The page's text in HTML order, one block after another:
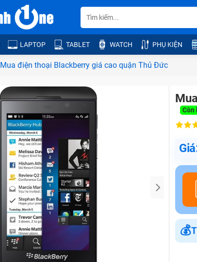
LAPTOP TABLET WATCH PHỤ KIỆN
Mua điện thoại Blackberry giá cao quận Thủ Đức
Còn
💰